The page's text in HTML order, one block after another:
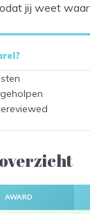
jij weet
AWARD